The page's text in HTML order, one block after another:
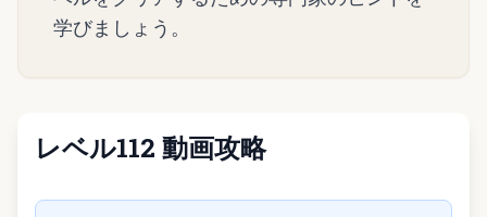
学びましょう。
レベル112 動画攻略
クリックして動画を再生